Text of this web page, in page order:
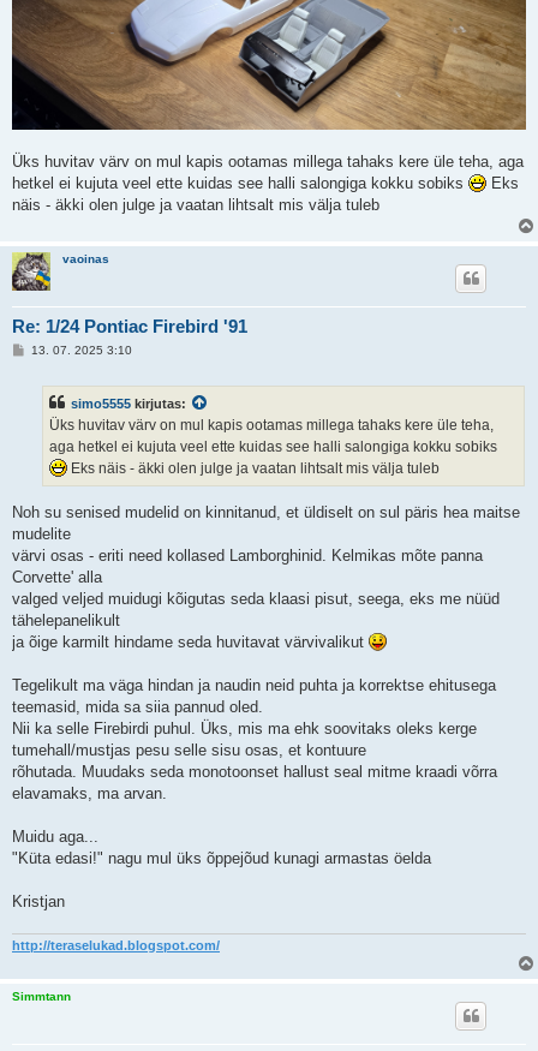
Üks huvitav värv on mul kapis ootamas millega tahaks kere üle teha, aga
hetkel ei kujuta veel ette kuidas see halli salongiga kokku sobiks
Eks
näis - äkki olen julge ja vaatan lihtsalt mis välja tuleb
vaoinas
Re: 1/24 Pontiac Firebird '91
P13. 07. 2025 3:10
simo5555 kirjutas:
Üks huvitav värv on mul kapis ootamas millega tahaks kere üle teha,
aga hetkel ei kujuta veel ette kuidas see halli salongiga kokku sobiks
Eks näis - äkki olen julge ja vaatan lihtsalt mis välja tuleb
Noh su senised mudelid on kinnitanud, et üldiselt on sul päris hea maitse
mudelite
värvi osas - eriti need kollased Lamborghinid. Kelmikas mõte panna
Corvette' alla
valged veljed muidugi kõigutas seda klaasi pisut, seega, eks me nüüd
tähelepanelikult
ja õige karmilt hindame seda huvitavat värvivalikut
Tegelikult ma väga hindan ja naudin neid puhta ja korrektse ehitusega
teemasid, mida sa siia pannud oled.
Nii ka selle Firebirdi puhul. Üks, mis ma ehk soovitaks oleks kerge
tumehall/mustjas pesu selle sisu osas, et kontuure
rõhutada. Muudaks seda monotoonset hallust seal mitme kraadi võrra
elavamaks, ma arvan.
Muidu aga...
"Küta edasi!" nagu mul üks õppejõud kunagi armastas öelda
Kristjan
http://teraselukad.blogspot.com/
Simmtann